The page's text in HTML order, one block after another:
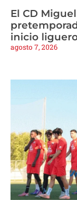
El CD
inicio
agosto 7, 2026